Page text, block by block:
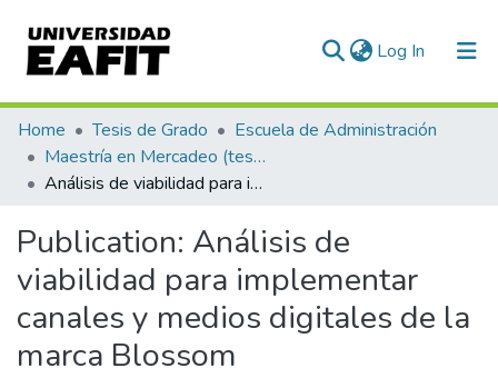
Log In (current)
Communities & Collections
All of DSpace
Home Tesis de Grado
Escuela de Administración
Maestría en Mercadeo (tesis)
Análisis de viabilidad para implementar canales y medios digitales de la marca Blossom
Publication: Análisis de
viabilidad para implementar
canales y medios digitales de la
marca Blossom